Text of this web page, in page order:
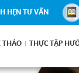
HẸN TƯ VẤN
THẢO THỰC TẬP